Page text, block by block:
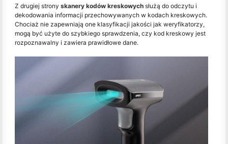
Z drugiej strony skanery kodów kreskowych służą do odczytu i
dekodowania informacji przechowywanych w kodach kreskowych.
Chociaż nie zapewniają one klasyfikacji jakości jak weryfikatorzy,
mogą być użyte do szybkiego sprawdzenia, czy kod kreskowy jest
rozpoznawalny i zawiera prawidłowe dane.